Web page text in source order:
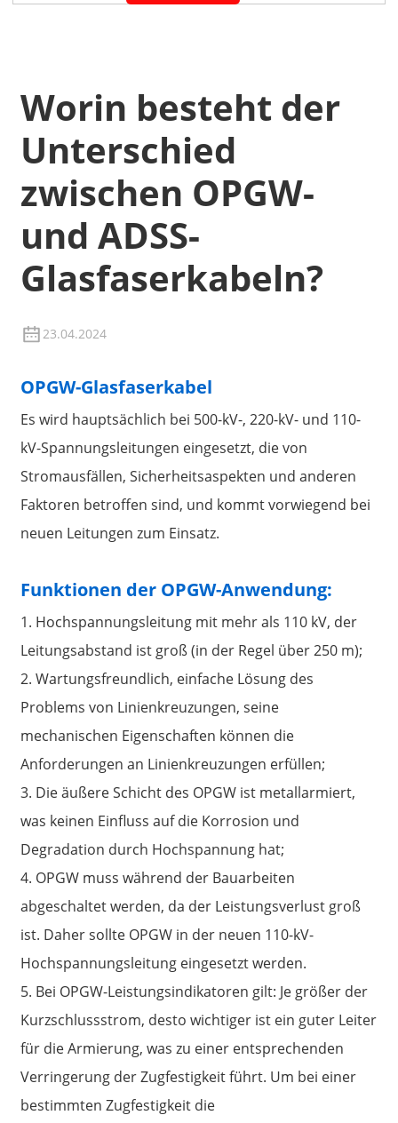
Worin besteht der
Unterschied
zwischen OPGW-
und ADSS-
Glasfaserkabeln?
23.04.2024
OPGW-Glasfaserkabel
Es wird hauptsächlich bei 500-kV-, 220-kV- und 110-
kV-Spannungsleitungen eingesetzt, die von
Stromausfällen, Sicherheitsaspekten und anderen
Faktoren betroffen sind, und kommt vorwiegend bei
neuen Leitungen zum Einsatz.
Funktionen der OPGW-Anwendung:
1. Hochspannungsleitung mit mehr als 110 kV, der
Leitungsabstand ist groß (in der Regel über 250 m);
2. Wartungsfreundlich, einfache Lösung des
Problems von Linienkreuzungen, seine
mechanischen Eigenschaften können die
Anforderungen an Linienkreuzungen erfüllen;
3. Die äußere Schicht des OPGW ist metallarmiert,
was keinen Einfluss auf die Korrosion und
Degradation durch Hochspannung hat;
4. OPGW muss während der Bauarbeiten
abgeschaltet werden, da der Leistungsverlust groß
ist. Daher sollte OPGW in der neuen 110-kV-
Hochspannungsleitung eingesetzt werden.
5. Bei OPGW-Leistungsindikatoren gilt: Je größer der
Kurzschlussstrom, desto wichtiger ist ein guter Leiter
für die Armierung, was zu einer entsprechenden
Verringerung der Zugfestigkeit führt. Um bei einer
bestimmten Zugfestigkeit die